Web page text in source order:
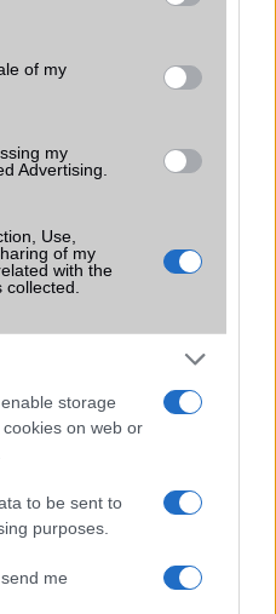
and its third-party tags to
purposes in below Google
of my
my
Advertising.
Use,
of my
with the
storage
on web or
to be sent to
purposes.
me
előre belengette, hogy komoly AI
eseményen.
eszközökön:
Photos új kreatív
egészen új szintre emeli a
a Google Photos bevezetett az
a derekát? A Siri így
ban
iOS 27-ben gyökeresen átalakítaná
chatbotként is bevezetné, hogy
és brutális
újdonságok a Galaxy